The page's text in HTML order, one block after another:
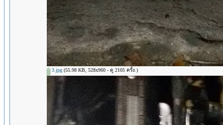
3.jpg (55.98 KB, 528x960 - ดู 2105 ครั้ง.)